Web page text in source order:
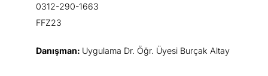
0312-290-1663
FFZ23
Danışman: Uygulama Dr. Öğr. Üyesi Burçak Altay